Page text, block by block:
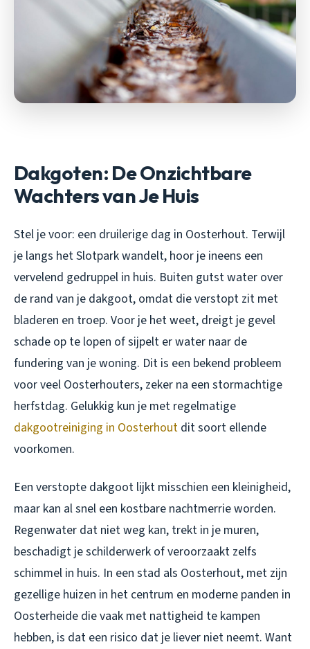
Dakgoten: De Onzichtbare
Wachters van Je Huis
Stel je voor: een druilerige dag in Oosterhout. Terwijl
je langs het Slotpark wandelt, hoor je ineens een
vervelend gedruppel in huis. Buiten gutst water over
de rand van je dakgoot, omdat die verstopt zit met
bladeren en troep. Voor je het weet, dreigt je gevel
schade op te lopen of sijpelt er water naar de
fundering van je woning. Dit is een bekend probleem
voor veel Oosterhouters, zeker na een stormachtige
herfstdag. Gelukkig kun je met regelmatige
dakgootreiniging in Oosterhout dit soort ellende
voorkomen.
Een verstopte dakgoot lijkt misschien een kleinigheid,
maar kan al snel een kostbare nachtmerrie worden.
Regenwater dat niet weg kan, trekt in je muren,
beschadigt je schilderwerk of veroorzaakt zelfs
schimmel in huis. In een stad als Oosterhout, met zijn
gezellige huizen in het centrum en moderne panden in
Oosterheide die vaak met nattigheid te kampen
hebben, is dat een risico dat je liever niet neemt. Want